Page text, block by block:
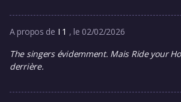
A propos de I 1 , le 02/02/2026
The singers évidemment. Mais Ride your
derrière.